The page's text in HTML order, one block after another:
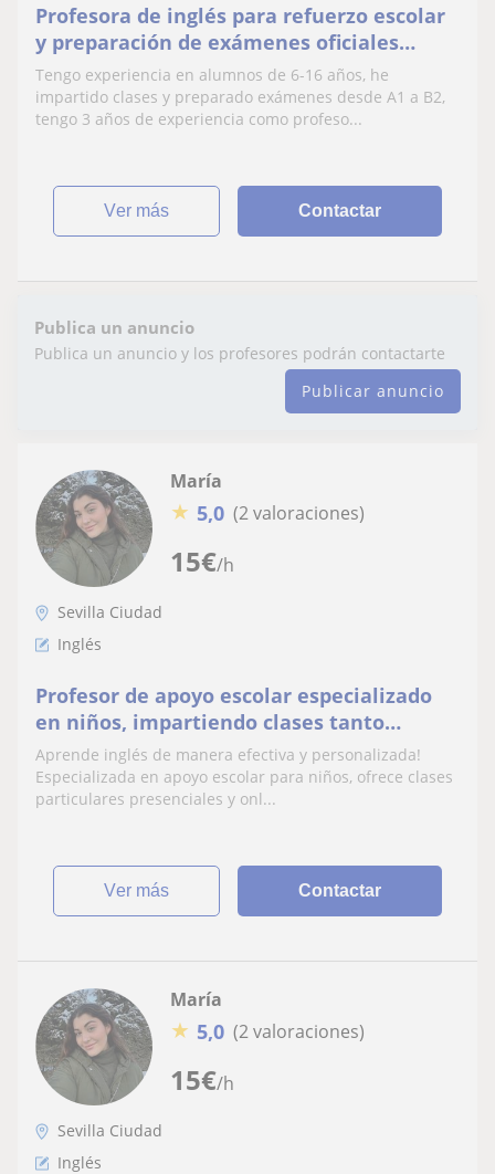
Profesora de inglés para refuerzo escolar
y preparación de exámenes oficiales
adaptado al nivel del alumno
Tengo experiencia en alumnos de 6-16 años, he
impartido clases y preparado exámenes desde A1 a B2,
tengo 3 años de experiencia como profeso...
ver más Contactar
Publica un anuncio
Publica un anuncio y los profesores podrán contactarte
Publicar anuncio
15€/h
María
★ 5,0 (2 valoraciones)
Sevilla Ciudad
Inglés
Profesor de apoyo escolar especializado
en niños, impartiendo clases tanto
presencial como online
Aprende inglés de manera efectiva y personalizada!
Especializada en apoyo escolar para niños, ofrece clases
particulares presenciales y onl...
ver más Contactar
15€/h
María
★ 5,0 (2 valoraciones)
Sevilla Ciudad
Inglés